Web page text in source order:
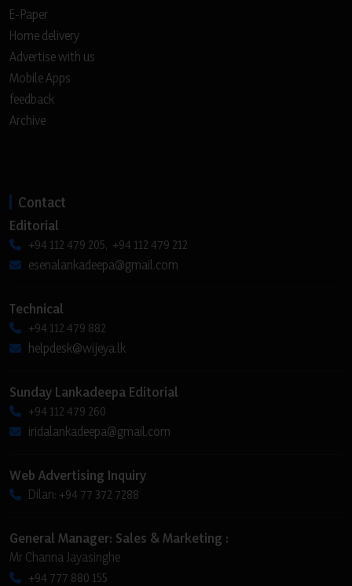
E-Paper
Home delivery
Advertise with us
Mobile Apps
feedback
Archive
Contact
Editorial
+94 112 479 205, +94 112 479 212
esenalankadeepa@gmail.com
Technical
+94 112 479 882
helpdesk@wijeya.lk
Sunday Lankadeepa Editorial
+94 112 479 260
iridalankadeepa@gmail.com
Web Advertising Inquiry
Dilan: +94 77 372 7288
General Manager: Sales & Marketing :
Mr Channa Jayasinghe
+94 777 880 155